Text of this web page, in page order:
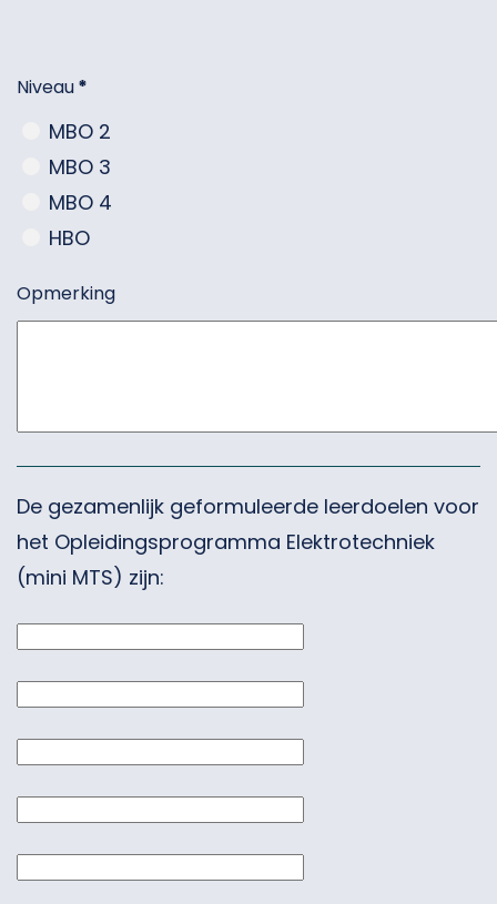
Niveau*
MBO 2
MBO 3
MBO 4
HBO
Opmerking
De gezamenlijk geformuleerde leerdoelen voor
het Opleidingsprogramma Elektrotechniek
(mini MTS) zijn: